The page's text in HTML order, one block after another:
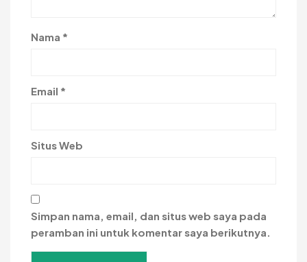
Nama *
Email *
Situs Web
Simpan nama, email, dan situs web saya pada
peramban ini untuk komentar saya berikutnya.